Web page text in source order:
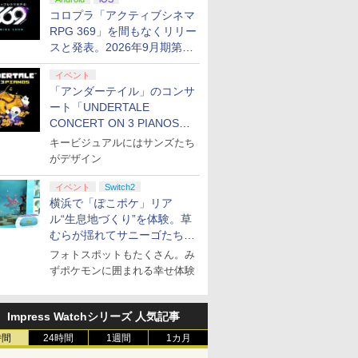
ぬいぐるみが当たる
コロプラ「アクティブシネマ
RPG 369」を間もなくリリー
スと発表。2026年9月期第3
四半期決算にて
イベント
「アンダーテイル」のコンサ
ート「UNDERTALE
CONCERT ON 3 PIANOS」
のチケット情報が公開
キービジュアルにはサンズたち
がデザイン
イベント Switch2
横浜で「ぽこポケ」リア
ル“生息地づくり”を体験。草
むらが揺れてサニーゴたちが
登場！
フォトスポットもたくさん。み
ずポケモンに囲まれる幸せ体験
Impress Watchシリーズ 人気記事
24時間 1週間 1カ月